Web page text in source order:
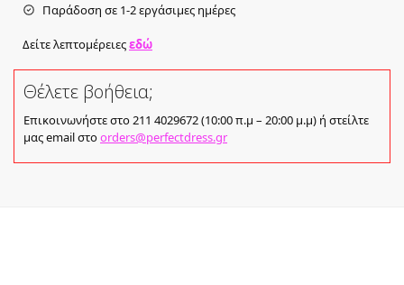
Παράδοση σε 1-2 εργάσιμες ημέρες
Δείτε λεπτομέρειεςεδώ
Θέλετε βοήθεια;
Επικοινωνήστε στο 211 4029672 (10:00 π.μ – 20:00 μ.μ) ή στείλτε
μας email στοorders@perfectdress.gr